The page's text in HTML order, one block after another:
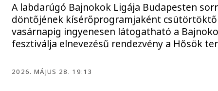
A labdarúgó Bajnokok Ligája Budapesten
döntőjének kísérőprogramjaként
vasárnapig ingyenesen látogatható a
fesztiválja elnevezésű rendezvény a Hősök
2026. MÁJUS 28. 19:13